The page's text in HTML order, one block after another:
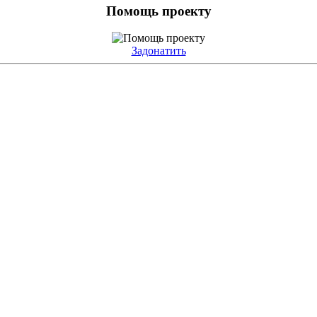
Помощь проекту
Задонатить